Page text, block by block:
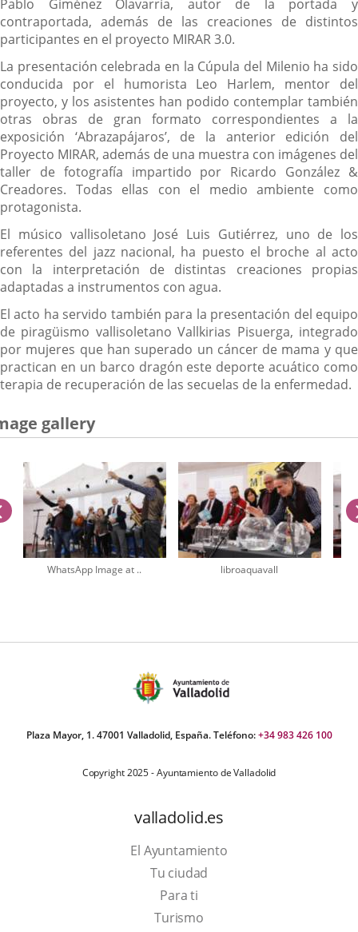
Pablo Giménez Olavarría, autor de la portada y
contraportada, además de las creaciones de distintos
participantes en el proyecto MIRAR 3.0.
La presentación celebrada en la Cúpula del Milenio ha sido
conducida por el humorista Leo Harlem, mentor del
proyecto, y los asistentes han podido contemplar también
otras obras de gran formato correspondientes a la
exposición ‘Abrazapájaros’, de la anterior edición del
Proyecto MIRAR, además de una muestra con imágenes del
taller de fotografía impartido por Ricardo González &
Creadores. Todas ellas con el medio ambiente como
protagonista.
El músico vallisoletano José Luis Gutiérrez, uno de los
referentes del jazz nacional, ha puesto el broche al acto
con la interpretación de distintas creaciones propias
adaptadas a instrumentos con agua.
El acto ha servido también para la presentación del equipo
de piragüismo vallisoletano Vallkirias Pisuerga, integrado
por mujeres que han superado un cáncer de mama y que
practican en un barco dragón este deporte acuático como
terapia de recuperación de las secuelas de la enfermedad.
gallery
WhatsApp Image at .. libroaquavall
previus
Plaza Mayor, 1. 47001 Valladolid, España. Teléfono:+34 983 426 100
Copyright 2025 - Ayuntamiento de Valladolid
valladolid.es
El Ayuntamiento
Tu ciudad
Para ti
TurismoThis